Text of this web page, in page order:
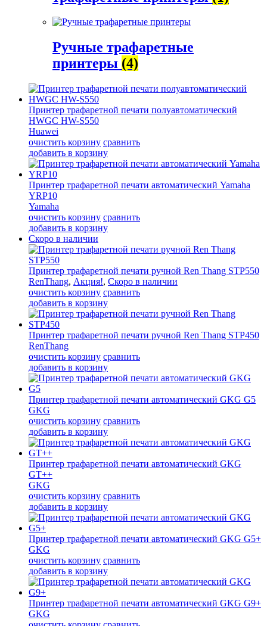
Ручные трафаретные
принтеры (4)
Принтер трафаретной печати полуавтоматический
HWGC HW-S550
Huawei
очистить корзину сравнить
добавить в корзину
Принтер трафаретной печати автоматический Yamaha
YRP10
Yamaha
очистить корзину сравнить
добавить в корзину
Скоро в наличии
Принтер трафаретной печати ручной Ren Thang STP550
RenThang, Акция!, Скоро в наличии
очистить корзину сравнить
добавить в корзину
Принтер трафаретной печати ручной Ren Thang STP450
RenThang
очистить корзину сравнить
добавить в корзину
Принтер трафаретной печати автоматический GKG G5
GKG
очистить корзину сравнить
добавить в корзину
Принтер трафаретной печати автоматический GKG
GT++
GKG
очистить корзину сравнить
добавить в корзину
Принтер трафаретной печати автоматический GKG G5+
GKG
очистить корзину сравнить
добавить в корзину
Принтер трафаретной печати автоматический GKG G9+
GKG